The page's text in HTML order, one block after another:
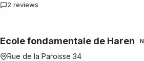
2 reviews
Ecole fondamentale de Haren
Rue de la Paroisse 34